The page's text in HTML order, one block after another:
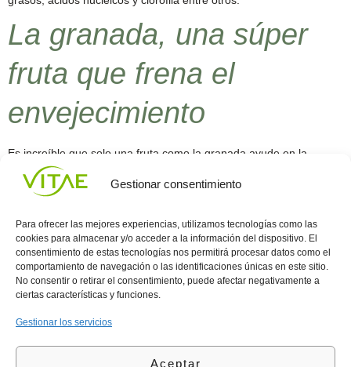
Gestionar consentimiento
Para ofrecer las mejores experiencias, utilizamos tecnologías como las
cookies para almacenar y/o acceder a la información del dispositivo. El
consentimiento de estas tecnologías nos permitirá procesar datos como el
comportamiento de navegación o las identificaciones únicas en este sitio.
No consentir o retirar el consentimiento, puede afectar negativamente a
ciertas características y funciones.
Gestionar los servicios
Aceptar
La granada, una súper
fruta que frena el
envejecimiento
Es increíble que solo una fruta como la granada ayude en la
prevención y tratamiento de tantas enfermedades, además de
mantener la juventud por más tiempo. Comer o tomar el zumo de
enfermedades del corazón, controlar la hipertensión, fortalecer los
huesos y músculos, reducir su estrés, combatir […]
Conocenos
Vitae
l
Área
Política
de
(+34)
935